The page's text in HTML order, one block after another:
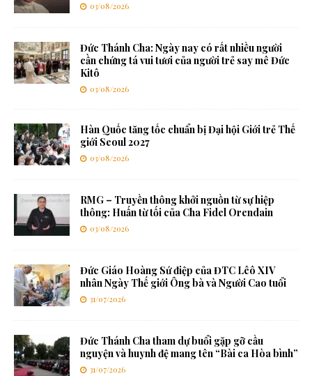
03/08/2026
Đức Thánh Cha: Ngày nay có rất nhiều người
cần chứng tá vui tươi của người trẻ say mê Đức
Kitô
03/08/2026
Hàn Quốc tăng tốc chuẩn bị Đại hội Giới trẻ Thế
giới Seoul 2027
03/08/2026
RMG – Truyền thông khởi nguồn từ sự hiệp
thông: Huấn từ tối của Cha Fidel Orendain
03/08/2026
Đức Giáo Hoàng Sứ điệp của ĐTC Lêô XIV
nhân Ngày Thế giới Ông bà và Người Cao tuổi
31/07/2026
Đức Thánh Cha tham dự buổi gặp gỡ cầu
nguyện và huynh đệ mang tên “Bài ca Hòa bình”
31/07/2026